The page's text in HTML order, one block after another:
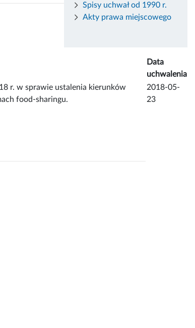
Spisy uchwał od 1990 r.
Akty prawa miejscowego
Data
uchwalenia
r. w sprawie ustalenia kierunków
food-sharingu.
2018-05-
23